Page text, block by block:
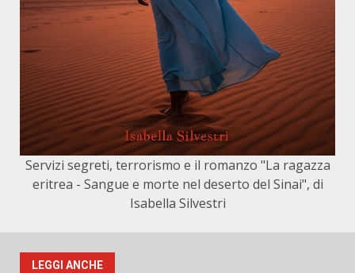
Servizi segreti, terrorismo e il romanzo "La ragazza
eritrea - Sangue e morte nel deserto del Sinai", di
Isabella Silvestri
LEGGI ANCHE